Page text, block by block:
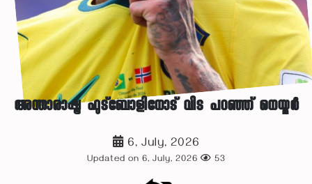
അന്താരാഷ്ട്ര ഫുട്‌ബോളിനോട് വിട പറഞ്ഞ് നെയ്മർ
6, July, 2026
Updated on 6, July, 2026 53